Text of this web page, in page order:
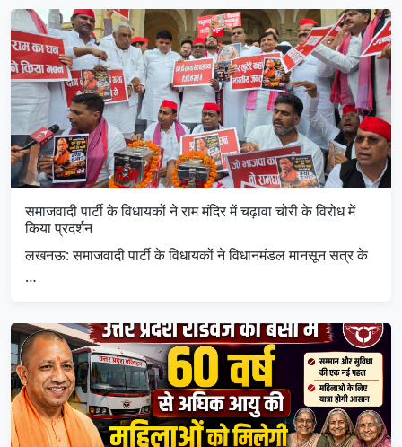
समाजवादी पार्टी के विधायकों ने राम मंदिर में चढ़ावा चोरी के विरोध में
किया प्रदर्शन
लखनऊ: समाजवादी पार्टी के विधायकों ने विधानमंडल मानसून सत्र के
…